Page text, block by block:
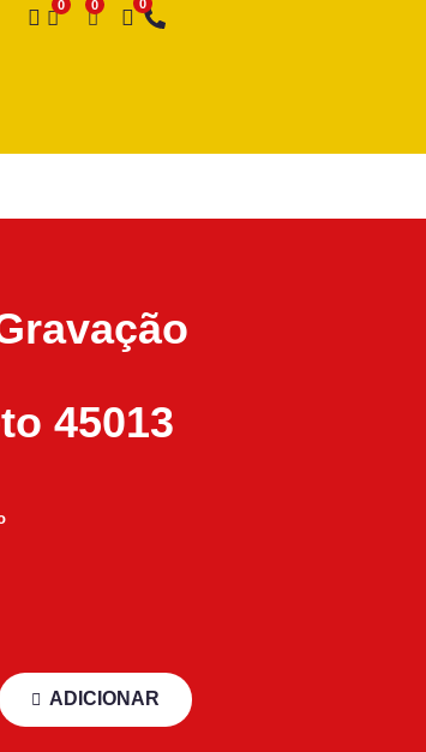
Desejo
45013
ADICIONAR